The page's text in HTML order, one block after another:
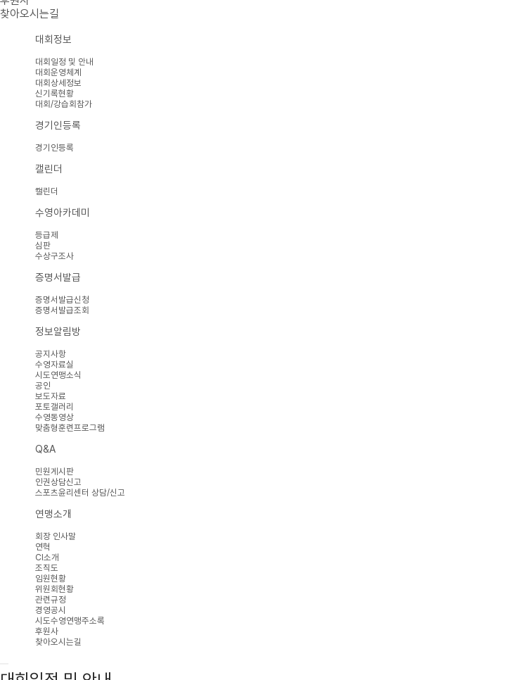
찾아오시는길
대회정보
대회일정 및 안내
대회운영체계
대회상세정보
신기록현황
대회/강습회참가
경기인등록
경기인등록
캘린더
캘린더
수영아카데미
등급제
심판
수상구조사
증명서발급
증명서발급신청
증명서발급조회
정보알림방
공지사항
수영자료실
시도연맹소식
공인
보도자료
포토갤러리
수영동영상
맞춤형훈련프로그램
Q&A
민원게시판
인권상담신고
스포츠윤리센터 상담/신고
연맹소개
회장 인사말
연혁
CI소개
조직도
임원현황
위원회현황
관련규정
경영공시
시도수영연맹주소록
후원사
찾아오시는길